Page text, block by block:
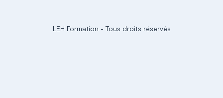
LEH Formation - Tous droits réservés